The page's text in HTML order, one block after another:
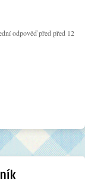
odpověď před před 12